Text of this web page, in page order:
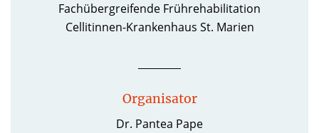
Fachübergreifende Frührehabilitation
Cellitinnen-Krankenhaus St. Marien
Organisator
Dr. Pantea Pape